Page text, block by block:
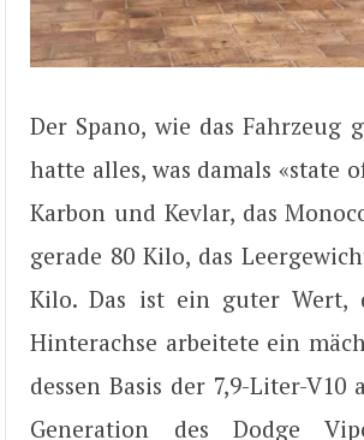
Der Spano, wie das Fahrzeug
hatte alles, was damals «state
Karbon und Kevlar, das
gerade 80 Kilo, das
Kilo. Das ist ein guter Wert,
Hinterachse arbeitete ein
dessen Basis der 7,9-Liter-V10
Generation des Dodge